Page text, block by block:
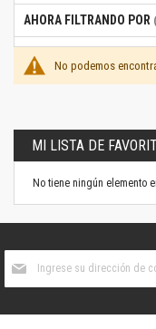
No podemos
AHORA FILTRANDO POR
MI LISTA DE
No tiene ningún elemento
boletín